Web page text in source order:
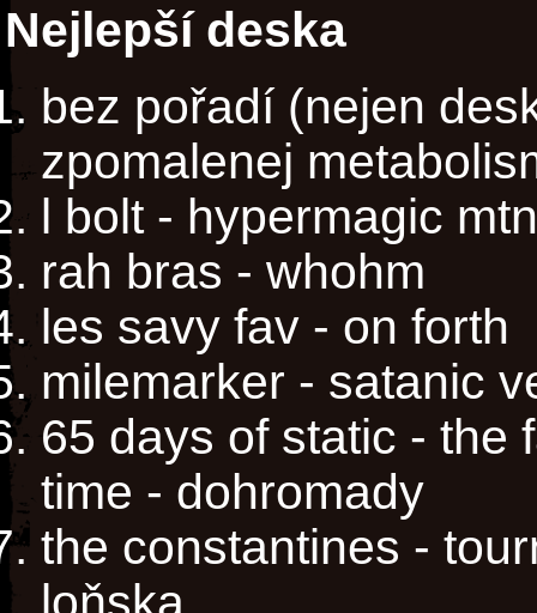
Nejlepší deska
bez pořadí (nejen
zpomalenej
l bolt - hypermagic mtn
rah bras - whohm
les savy fav - on forth
milemarker - satanic
65 days of static - the
time - dohromady
the constantines -
loňska